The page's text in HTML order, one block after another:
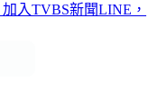
加入TVBS新聞LINE，